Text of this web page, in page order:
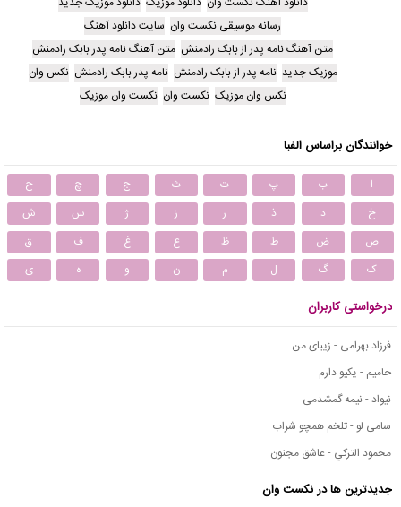
رسانه موسیقی نکست وان سایت دانلود آهنگ
متن آهنگ نامه پدر از بابک رادمنش متن آهنگ نامه پدر بابک رادمنش
موزیک جدید نامه پدر از بابک رادمنش نامه پدر بابک رادمنش نکس وان
نکس وان موزیک نکست وان نکست وان موزیک
خوانندگان براساس الفبا
ا ب پ ت ث ج چ
ح
خ
د ذ ر ز ژ س
ش
ص
ض ط ظ ع غ ف
ق
ک
گ ل م ن و ه ی
درخواستی کاربران
فرزاد بهرامی - زیبای من
حامیم - یکیو دارم
نیواد - نیمه گمشدمی
سامی لو - تلخم همچو شراب
محمود التركي - عاشق مجنون
جدیدترین ها در نکست وان